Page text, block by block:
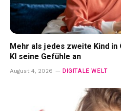
Mehr als jedes zweite Kind
KI seine Gefühle an
August 4, 2026 DIGITALE WELT